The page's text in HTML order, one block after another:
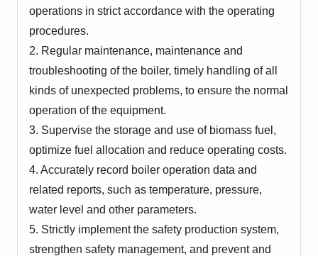
operations in strict accordance with the operating
procedures.
2. Regular maintenance, maintenance and
troubleshooting of the boiler, timely handling of all
kinds of unexpected problems, to ensure the normal
operation of the equipment.
3. Supervise the storage and use of biomass fuel,
optimize fuel allocation and reduce operating costs.
4. Accurately record boiler operation data and
related reports, such as temperature, pressure,
water level and other parameters.
5. Strictly implement the safety production system,
strengthen safety management, and prevent and